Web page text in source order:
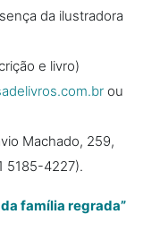
da ilustradora
e livro)
ou
Machado, 259,
5185-4227).
família regrada”